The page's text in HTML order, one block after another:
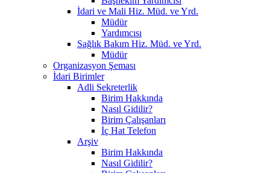
İdari ve Mali Hiz. Müd. ve Yrd.
Müdür
Yardımcısı
Sağlık Bakım Hiz. Müd. ve Yrd.
Müdür
Organizasyon Şeması
İdari Birimler
Adli Sekreterlik
Birim Hakkında
Nasıl Gidilir?
Birim Çalışanları
İç Hat Telefon
Arşiv
Birim Hakkında
Nasıl Gidilir?